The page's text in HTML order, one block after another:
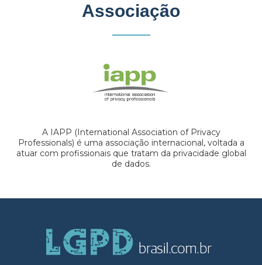
Associação
A IAPP (International Association of Privacy
Professionals) é uma associação internacional, voltada a
atuar com profissionais que tratam da privacidade global
de dados.